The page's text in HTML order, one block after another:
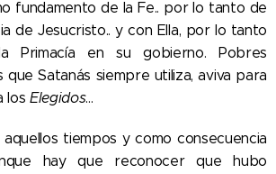
fundamento de la Fe.. por lo tanto de
de Jesucristo.. y con Ella, por lo tanto
Primacía en su gobierno. Pobres
que Satanás siempre utiliza, aviva para
los Elegidos...
tiempos y como consecuencia
hay que reconocer que hubo